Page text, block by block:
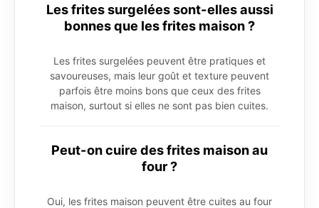
Les frites surgelées sont-elles aussi
bonnes que les frites maison ?
Les frites surgelées peuvent être pratiques et
savoureuses, mais leur goût et texture peuvent
parfois être moins bons que ceux des frites
maison, surtout si elles ne sont pas bien cuites.
Peut-on cuire des frites maison au
four ?
Oui, les frites maison peuvent être cuites au four